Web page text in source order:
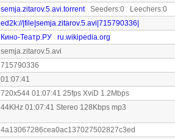
semja.zitarov.5.avi.torrentSeeders:0 Leechers:0
ed2k://|file|semja.zitarov.5.avi|715790336|
Кино-Театр.РУ
ru.wikipedia.org
semja.zitarov.5.avi
715790336
01:07:41
720x544 01:07:41 25fps XviD 1.2Mbps
44KHz 01:07:41 Stereo 128Kbps mp3
4a13067286cea0ac137027502827c3ed